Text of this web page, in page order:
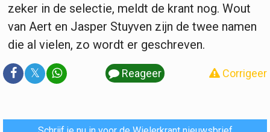
zeker in de selectie, meldt de krant nog. Wout
van Aert en Jasper Stuyven zijn de twee namen
die al vielen, zo wordt er geschreven.
𝕏 Reageer Corrigeer